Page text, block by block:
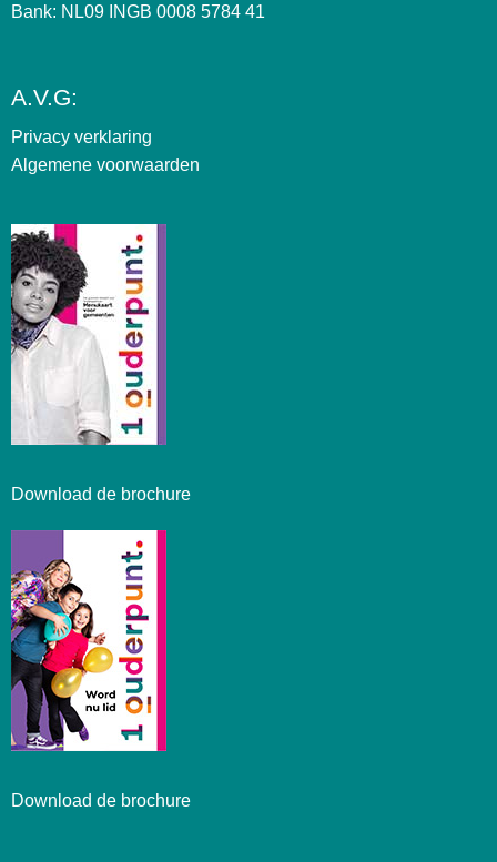
Bank: NL09 INGB 0008 5784 41
A.V.G:
Privacy verklaring
Algemene voorwaarden
Download de brochure
Download de brochure